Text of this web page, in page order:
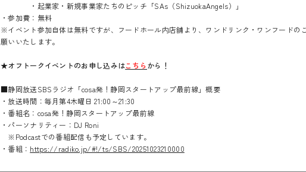
・起業家・新規事業家たちのピッチ「SAs（ShizuokaAngels）」
・参加費：無料
※イベント参加自体は無料ですが、フードホール内店舗より、ワンドリンク・ワンフードの
願いいたします。
★オフトークイベントのお申し込みはこちらから！
■静岡放送SBSラジオ「cosa発！静岡スタートアップ最前線」概要
・放送時間：毎月第4木曜日 21:00～21:30
・番組名：cosa発！静岡スタートアップ最前線
・パーソナリティー：DJ Roni
※Podcastでの番組配信も予定しています。
・番組： https://radiko.jp/#!/ts/SBS/20251023210000